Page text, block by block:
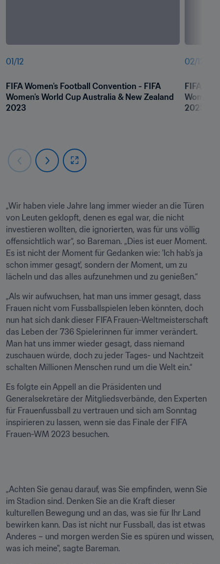
01 /12
FIFA Women's Football Convention - FIFA
Women's World Cup Australia & New Zealand
2023
02/12
FIFA
2023
„Wir haben viele Jahre lang immer wieder an die Türen
von Leuten geklopft, denen es egal war, die nicht
investieren wollten, die ignorierten, was für uns völlig
offensichtlich war“, so Bareman. „Dies ist euer Moment.
Es ist nicht der Moment für Gedanken wie: 'Ich hab's ja
schon immer gesagt', sondern der Moment, um zu
lächeln und das alles aufzunehmen und zu genießen.“
„Als wir aufwuchsen, hat man uns immer gesagt, dass
Frauen nicht vom Fussballspielen leben könnten, doch
nun hat sich dank dieser FIFA Frauen-Weltmeisterschaft
das Leben der 736 Spielerinnen für immer verändert.
Man hat uns immer wieder gesagt, dass niemand
zuschauen würde, doch zu jeder Tages- und Nachtzeit
schalten Millionen Menschen rund um die Welt ein.“
Es folgte ein Appell an die Präsidenten und
Generalsekretäre der Mitgliedsverbände, den Experten
für Frauenfussball zu vertrauen und sich am Sonntag
inspirieren zu lassen, wenn sie das Finale der FIFA
Frauen-WM 2023 besuchen.
„Achten Sie genau darauf, was Sie empfinden, wenn Sie
im Stadion sind. Denken Sie an die Kraft dieser
kulturellen Bewegung und an das, was sie für Ihr Land
bewirken kann. Das ist nicht nur Fussball, das ist etwas
Anderes – und morgen werden Sie es spüren und wissen,
was ich meine", sagte Bareman.